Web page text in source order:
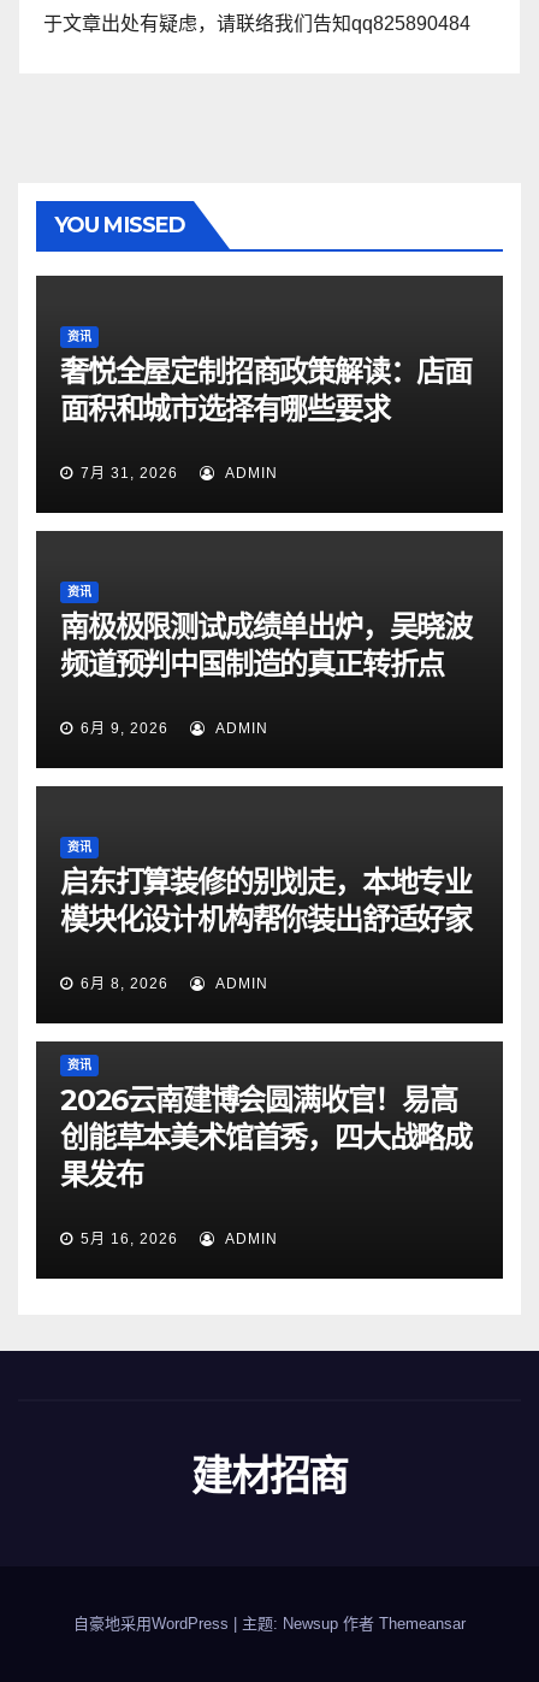
于文章出处有疑虑，请联络我们告知qq825890484
YOU MISSED
资讯
奢悦全屋定制招商政策解读：店面
面积和城市选择有哪些要求
7月 31, 2026 ADMIN
资讯
南极极限测试成绩单出炉，吴晓波
频道预判中国制造的真正转折点
6月 9, 2026 ADMIN
资讯
启东打算装修的别划走，本地专业
模块化设计机构帮你装出舒适好家
6月 8, 2026 ADMIN
资讯
2026云南建博会圆满收官！易高
创能草本美术馆首秀，四大战略成
果发布
5月 16, 2026 ADMIN
建材招商
自豪地采用WordPress 主题: Newsup 作者 Themeansar